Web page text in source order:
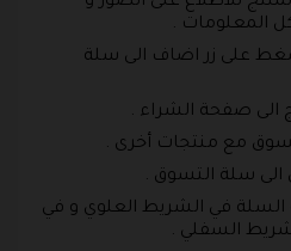
المعلومات .
على زر اضاف الى سلة
الى صفحة الشراء .
مع منتجات أخرى .
الى سلة التسوق .
السلة في الشريط العلوي و في
السفلي .